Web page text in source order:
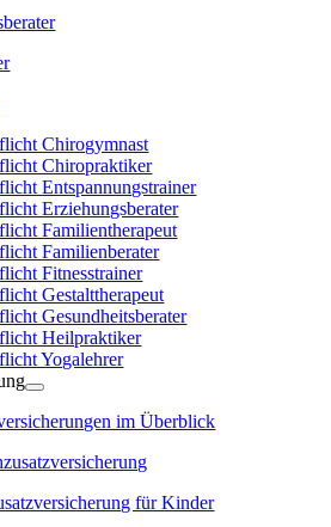
Chirogymnast
Chiropraktiker
Entspannungstrainer
Erziehungsberater
Familientherapeut
Familienberater
Fitnesstrainer
Gestalttherapeut
Gesundheitsberater
Heilpraktiker
Yogalehrer
im Überblick
für Kinder